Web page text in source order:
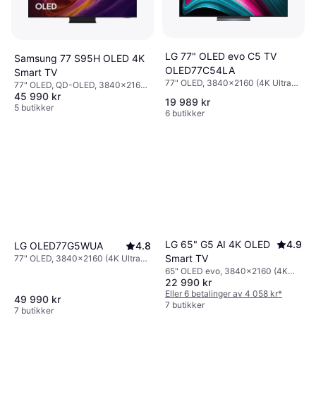
Samsung 77 S95H OLED 4K
Smart TV
77" OLED, QD-OLED, 3840x2160
(4K Ultra HD), Smart TV
45 990 kr
5 butikker
LG 77" OLED evo C5 TV
OLED77C54LA
77" OLED, 3840x2160 (4K Ultra
19 989 kr
6 butikker
LG OLED77G5WUA 4.8
77" OLED, 3840x2160 (4K Ultra
49 990 kr
7 butikker
LG 65" G5 AI 4K OLED
Smart TV
4.9
65" OLED evo, 3840x2160 (4K
Ultra HD), Smart TV
22 990 kr
Eller 6 betalinger av 4 058 kr*
7 butikker